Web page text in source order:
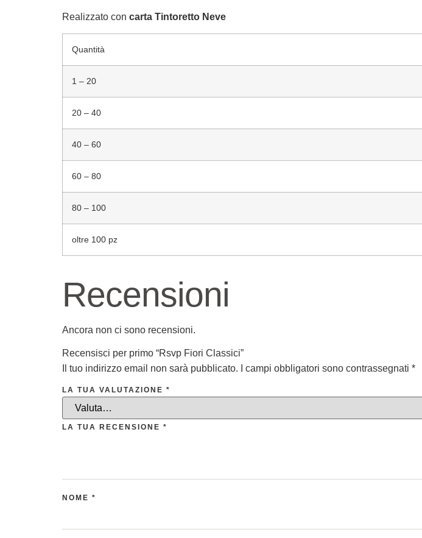
Realizzato con carta Tintoretto Neve
Quantità
1 – 20
20 – 40
40 – 60
60 – 80
80 – 100
oltre 100 pz
Recensioni
Ancora non ci sono recensioni.
Recensisci per primo “Rsvp Fiori Classici”
Il tuo indirizzo email non sarà pubblicato.
I campi obbligatori sono contrassegnati *
LA TUA VALUTAZIONE *
LA TUA RECENSIONE *
NOME *